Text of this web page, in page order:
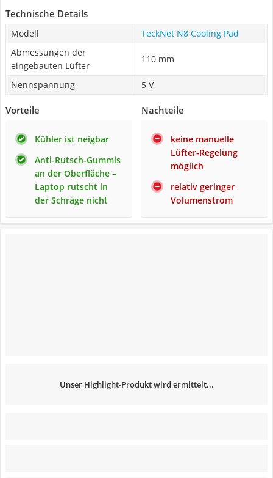
Technische Details
Modell
TeckNet N8 Cooling Pad
Abmessungen der
eingebauten Lüfter
110 mm
Nennspannung 5 V
Vorteile
Kühler ist neigbar
Anti-Rutsch-Gummis
an der Oberfläche –
Laptop rutscht in
der Schräge nicht
Nachteile
keine manuelle
Lüfter-Regelung
möglich
relativ geringer
Volumenstrom
Unser Highlight-Produkt wird ermittelt...